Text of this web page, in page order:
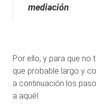
mediación.
Por ello, y para que no
que probable largo y
a continuación los
a aquél: